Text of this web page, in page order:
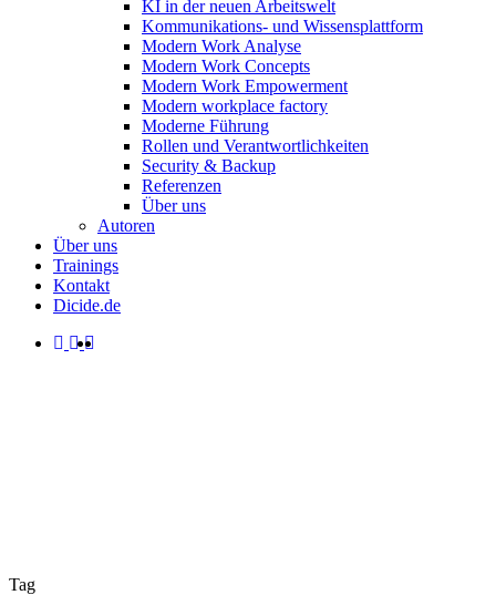
KI in der neuen Arbeitswelt
Kommunikations- und Wissensplattform
Modern Work Analyse
Modern Work Concepts
Modern Work Empowerment
Modern workplace factory
Moderne Führung
Rollen und Verantwortlichkeiten
Security & Backup
Referenzen
Über uns
Autoren
Über uns
Trainings
Kontakt
Dicide.de
facebook
linkedin
instagram
Tag